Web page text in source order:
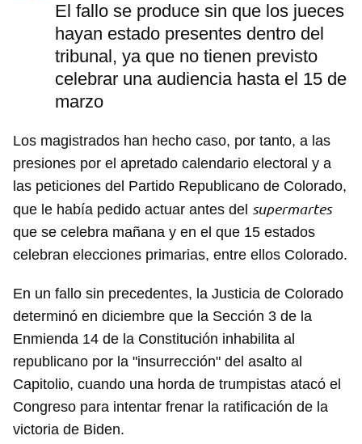
Guardar como favorito
El fallo se produce sin que los jueces
hayan estado presentes dentro del
tribunal, ya que no tienen previsto
celebrar una audiencia hasta el 15 de
marzo
Los magistrados han hecho caso, por tanto, a las
presiones por el apretado calendario electoral y a
las peticiones del Partido Republicano de Colorado,
que le había pedido actuar antes del supermartes
que se celebra mañana y en el que 15 estados
celebran elecciones primarias, entre ellos Colorado.
En un fallo sin precedentes, la Justicia de Colorado
determinó en diciembre que la Sección 3 de la
Enmienda 14 de la Constitución inhabilita al
republicano por la "insurrección" del asalto al
Capitolio, cuando una horda de trumpistas atacó el
Congreso para intentar frenar la ratificación de la
victoria de Biden.